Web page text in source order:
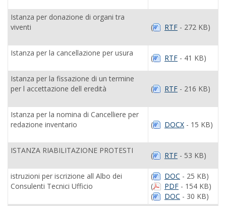
Istanza per donazione di organi tra
viventi
( RTF - 272 KB)
Istanza per la cancellazione per usura
( RTF - 41 KB)
Istanza per la fissazione di un termine
per l accettazione dell eredità
( RTF - 216 KB)
Istanza per la nomina di Cancelliere per
redazione inventario
( DOCX - 15 KB)
ISTANZA RIABILITAZIONE PROTESTI
( RTF - 53 KB)
istruzioni per iscrizione all Albo dei
Consulenti Tecnici Ufficio
( DOC - 25 KB)
(
PDF - 154 KB)
(
DOC - 30 KB)